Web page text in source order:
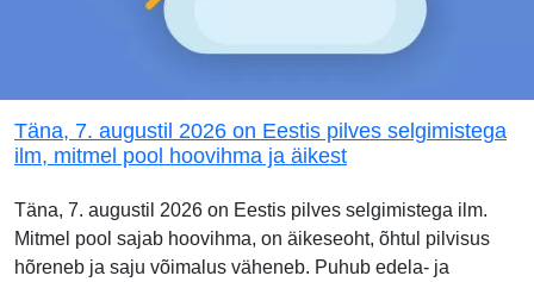
Täna, 7. augustil 2026 on Eestis pilves selgimistega
ilm, mitmel pool hoovihma ja äikest
Täna, 7. augustil 2026 on Eestis pilves selgimistega ilm.
Mitmel pool sajab hoovihma, on äikeseoht, õhtul pilvisus
hõreneb ja saju võimalus väheneb. Puhub edela- ja